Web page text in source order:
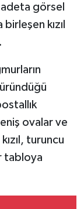
adeta görsel
kızıl
ovalar ve
turuncu
tabloya